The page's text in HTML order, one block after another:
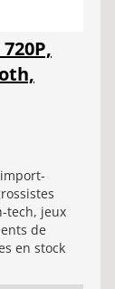
tech, jeux
de
en stock